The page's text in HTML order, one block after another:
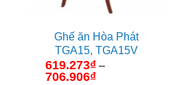
Ghế ăn Hòa Phát
TGA15, TGA15V
619.273₫ –
706.906₫Khoảng